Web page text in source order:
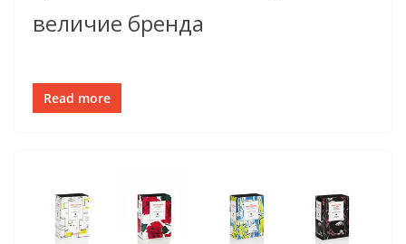
величие бренда
Read more